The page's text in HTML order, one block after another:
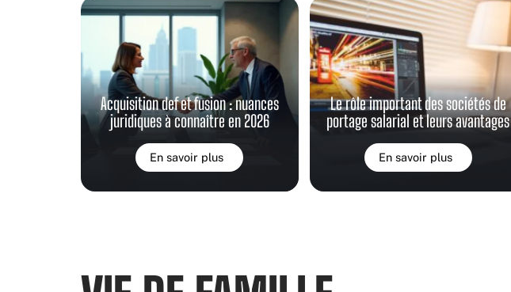
Acquisition def et fusion : nuances
juridiques à connaître en 2026
En savoir plus
Le rôle important des sociétés de
portage salarial et leurs avantages
En savoir plus